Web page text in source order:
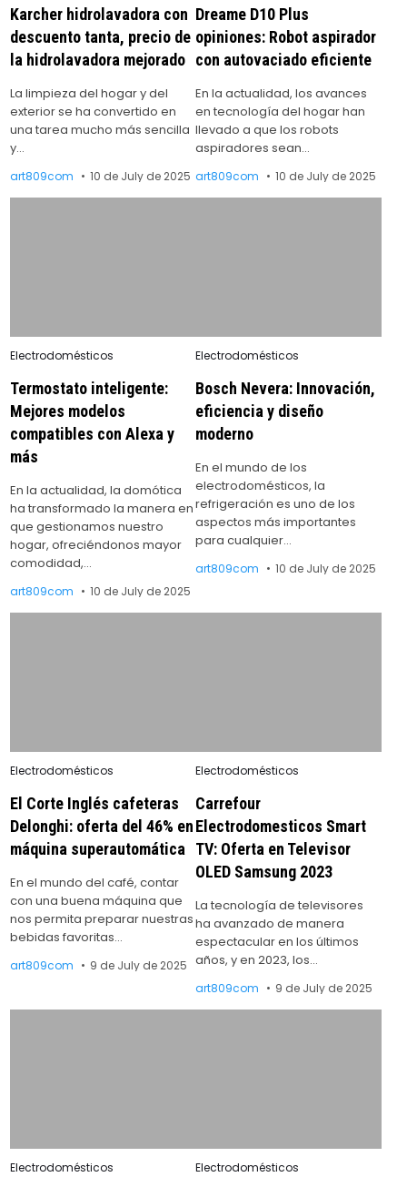
Karcher hidrolavadora con
descuento tanta, precio de
la hidrolavadora mejorado
La limpieza del hogar y del
exterior se ha convertido en
una tarea mucho más sencilla
y…
art809com 10 de July de 2025
Dreame D10 Plus
opiniones: Robot aspirador
con autovaciado eficiente
En la actualidad, los avances
en tecnología del hogar han
llevado a que los robots
aspiradores sean…
art809com 10 de July de 2025
Posted
Electrodomésticos
Termostato inteligente:
Mejores modelos
compatibles con Alexa y
más
En la actualidad, la domótica
ha transformado la manera en
que gestionamos nuestro
hogar, ofreciéndonos mayor
comodidad,…
art809com 10 de July de 2025
Posted
Electrodomésticos
Bosch Nevera: Innovación,
eficiencia y diseño
moderno
En el mundo de los
electrodomésticos, la
refrigeración es uno de los
aspectos más importantes
para cualquier…
art809com 10 de July de 2025
Posted
Electrodomésticos
El Corte Inglés cafeteras
Delonghi: oferta del 46% en
máquina superautomática
En el mundo del café, contar
con una buena máquina que
nos permita preparar nuestras
bebidas favoritas…
art809com 9 de July de 2025
Posted
Electrodomésticos
Carrefour
Electrodomesticos Smart
TV: Oferta en Televisor
OLED Samsung 2023
La tecnología de televisores
ha avanzado de manera
espectacular en los últimos
años, y en 2023, los…
art809com 9 de July de 2025
Posted
Electrodomésticos Posted
Electrodomésticos